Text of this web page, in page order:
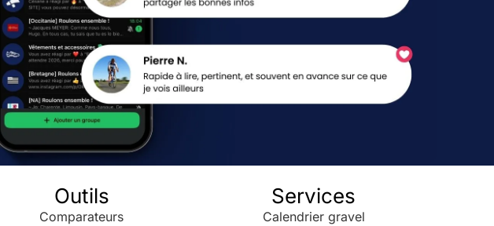
Outils
Comparateurs
Services
Calendrier gravel